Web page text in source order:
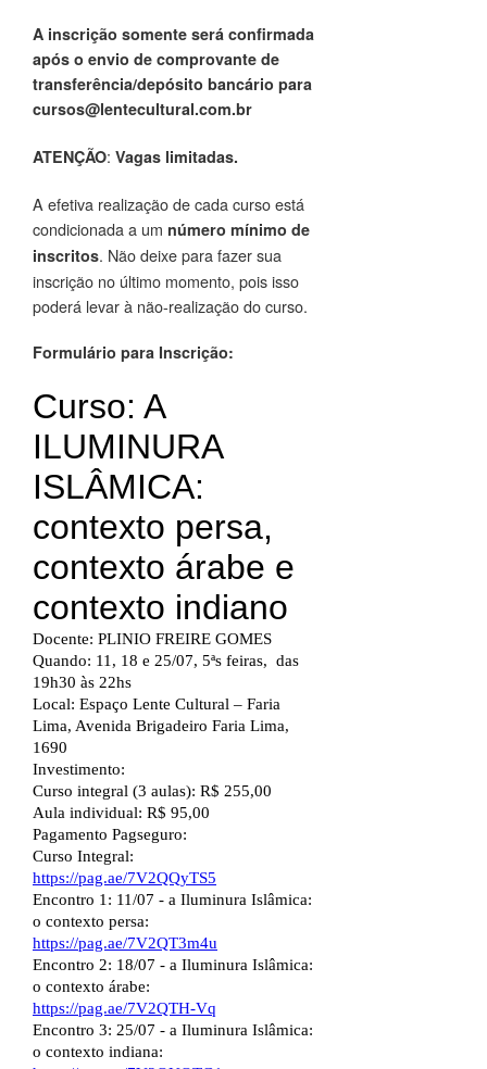
A inscrição somente será confirmada
após o envio de comprovante de
transferência/depósito bancário para
cursos@lentecultural.com.br
ATENÇÃO: Vagas limitadas.
A efetiva realização de cada curso está
condicionada a um número mínimo de
inscritos. Não deixe para fazer sua
inscrição no último momento, pois isso
poderá levar à não-realização do curso.
Formulário para Inscrição: